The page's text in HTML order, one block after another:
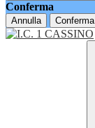
Conferma
Annulla Conferma